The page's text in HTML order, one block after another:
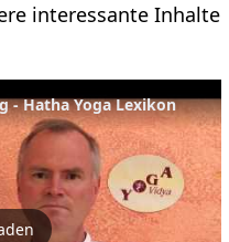
interessante Inhalte
- Hatha Yoga Lexikon